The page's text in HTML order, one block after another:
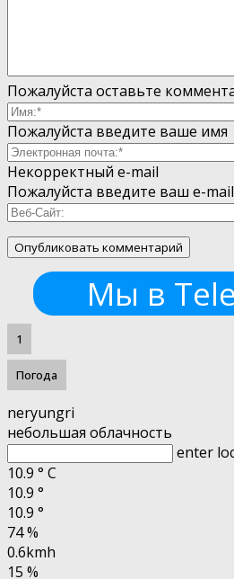
Пожалуйста оставьте
Пожалуйста введите ваше имя
Некорректный e-mail
Пожалуйста введите ваш e-mail
Мы в
1
Погода
neryungri
небольшая облачность
enter
10.9 ° C
10.9 °
10.9 °
74 %
0.6kmh
15 %